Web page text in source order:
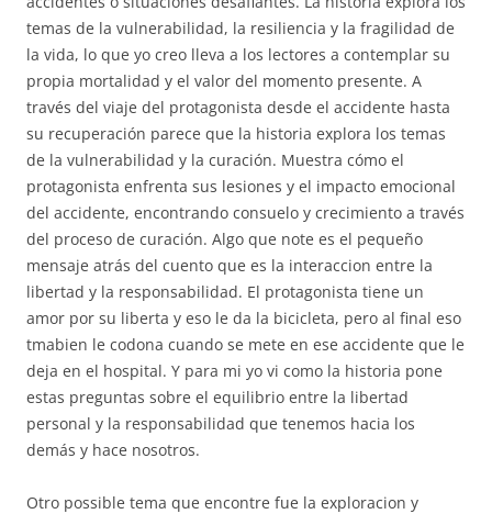
temas de la vulnerabilidad, la resiliencia y la fragilidad de
la vida, lo que yo creo lleva a los lectores a contemplar su
propia mortalidad y el valor del momento presente. A
través del viaje del protagonista desde el accidente hasta
su recuperación parece que la historia explora los temas
de la vulnerabilidad y la curación. Muestra cómo el
protagonista enfrenta sus lesiones y el impacto emocional
del accidente, encontrando consuelo y crecimiento a través
del proceso de curación. Algo que note es el pequeño
mensaje atrás del cuento que es la interaccion entre la
libertad y la responsabilidad. El protagonista tiene un
amor por su liberta y eso le da la bicicleta, pero al final eso
tmabien le codona cuando se mete en ese accidente que le
deja en el hospital. Y para mi yo vi como la historia pone
estas preguntas sobre el equilibrio entre la libertad
personal y la responsabilidad que tenemos hacia los
demás y hace nosotros.
Otro possible tema que encontre fue la exploracion y